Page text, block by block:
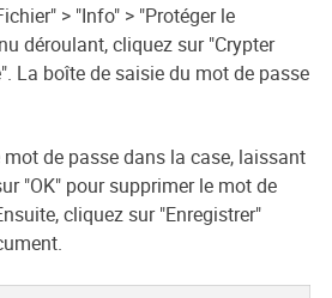
> "Info" > "Protéger le
déroulant, cliquez sur "Crypter
La boîte de saisie du mot de passe
de passe dans la case, laissant
"OK" pour supprimer le mot de
cliquez sur "Enregistrer"